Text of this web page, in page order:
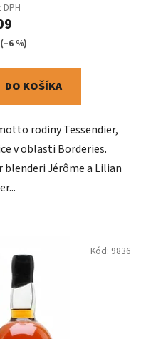
(–6 %)
DO KOŠÍKA
rodiny Tessendier,
v oblasti Borderies.
Jérôme a Lilian
Kód: 9836